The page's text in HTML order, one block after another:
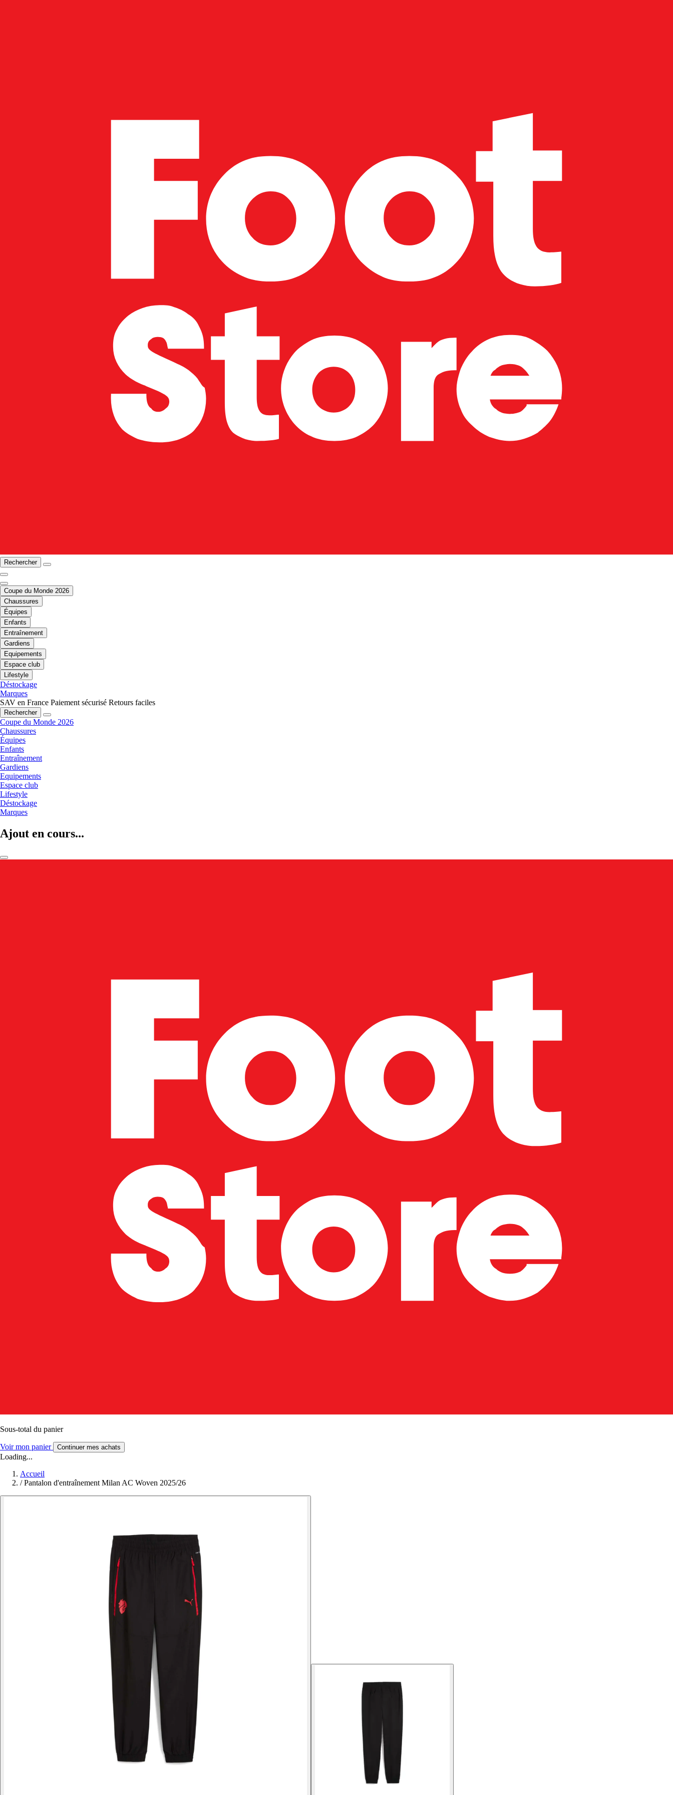
Rechercher
Coupe du Monde 2026
Chaussures
Équipes
Enfants
Entraînement
Gardiens
Equipements
Espace club
Lifestyle
Déstockage
Marques
SAV en France Paiement sécurisé Retours faciles
Rechercher
Coupe du Monde 2026
Chaussures
Équipes
Enfants
Entraînement
Gardiens
Equipements
Espace club
Lifestyle
Déstockage
Marques
Ajout en cours...
Sous-total du panier
Voir mon panier Continuer mes achats
Loading...
Accueil
/ Pantalon d'entraînement Milan AC Woven 2025/26